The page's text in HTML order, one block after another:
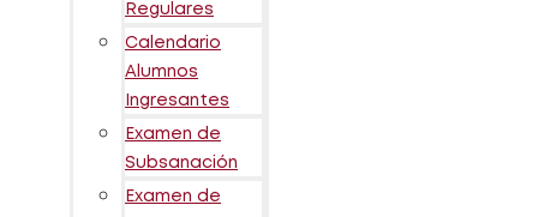
Regulares
Calendario
Alumnos
Ingresantes
Examen de
Subsanación
Examen de